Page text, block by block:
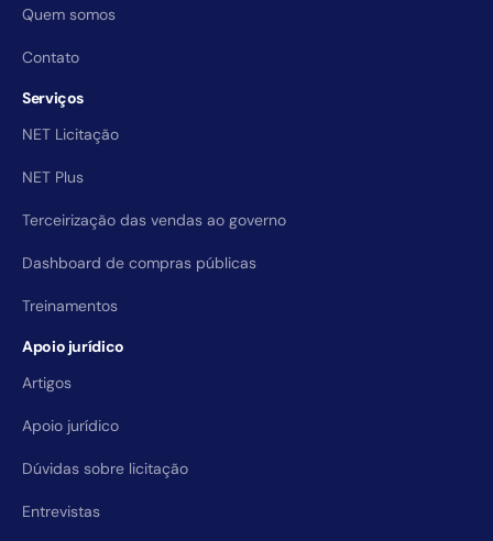
Quem somos
Contato
Serviços
NET Licitação
NET Plus
Terceirização das vendas ao governo
Dashboard de compras públicas
Treinamentos
Apoio jurídico
Artigos
Apoio jurídico
Dúvidas sobre licitação
Entrevistas